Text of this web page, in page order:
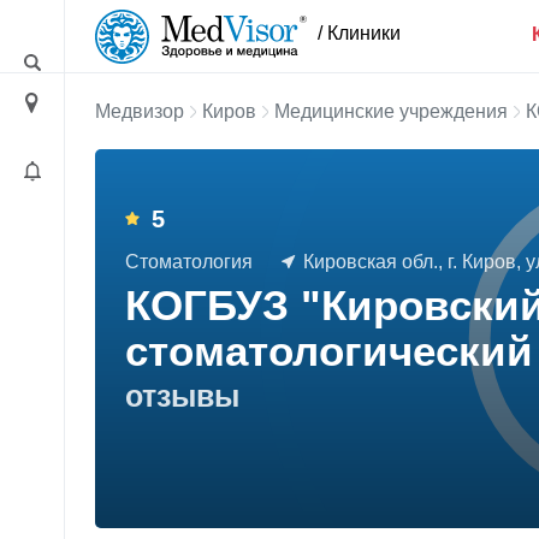
/ Клиники
Медвизор Киров Медицинские учреждения
5
Стоматология Кировская обл., г. Киров,
КОГБУЗ
отзывы